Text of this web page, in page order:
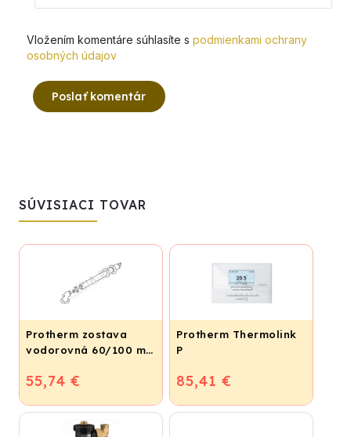
Vložením komentáre súhlasíte s podmienkami ochrany
osobných údajov
Poslať komentár
SÚVISIACI TOVAR
Protherm zostava
vodorovná 60/100 mm
55,74 €
Protherm Thermolink
P
85,41 €